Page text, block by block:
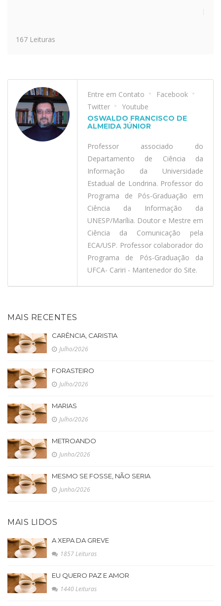
167 Leituras
Entre em Contato
Facebook
Twitter
Youtube
OSWALDO FRANCISCO DE
ALMEIDA JÚNIOR
Professor associado do
Departamento de Ciência da
Informação da Universidade
Estadual de Londrina. Professor do
Programa de Pós-Graduação em
Ciência da Informação da
UNESP/Marília. Doutor e Mestre em
Ciência da Comunicação pela
ECA/USP. Professor colaborador do
Programa de Pós-Graduação da
UFCA- Cariri - Mantenedor do Site.
MAIS RECENTES
CARÊNCIA, CARISTIA
Julho/2026
FORASTEIRO
Julho/2026
MARIAS
Julho/2026
METROANDO
Junho/2026
MESMO SE FOSSE, NÃO SERIA
Junho/2026
MAIS LIDOS
A XEPA DA GREVE
1857 Leituras
EU QUERO PAZ E AMOR
1440 Leituras